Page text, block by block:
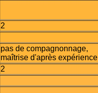
2
pas de compagnonnage,
maîtrise d'après expérience
2